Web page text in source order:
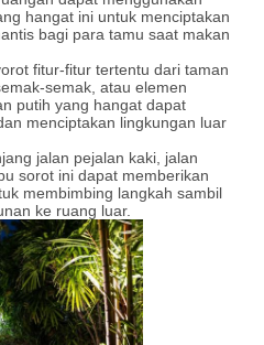
hangat ini untuk menciptakan
bagi para tamu saat makan
fitur-fitur tertentu dari taman
semak, atau elemen
putih yang hangat dapat
menciptakan lingkungan luar
jalan pejalan kaki, jalan
sorot ini dapat memberikan
membimbing langkah sambil
ke ruang luar.